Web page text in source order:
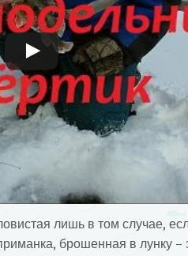
лишь в том случае,
брошенная в лунку –